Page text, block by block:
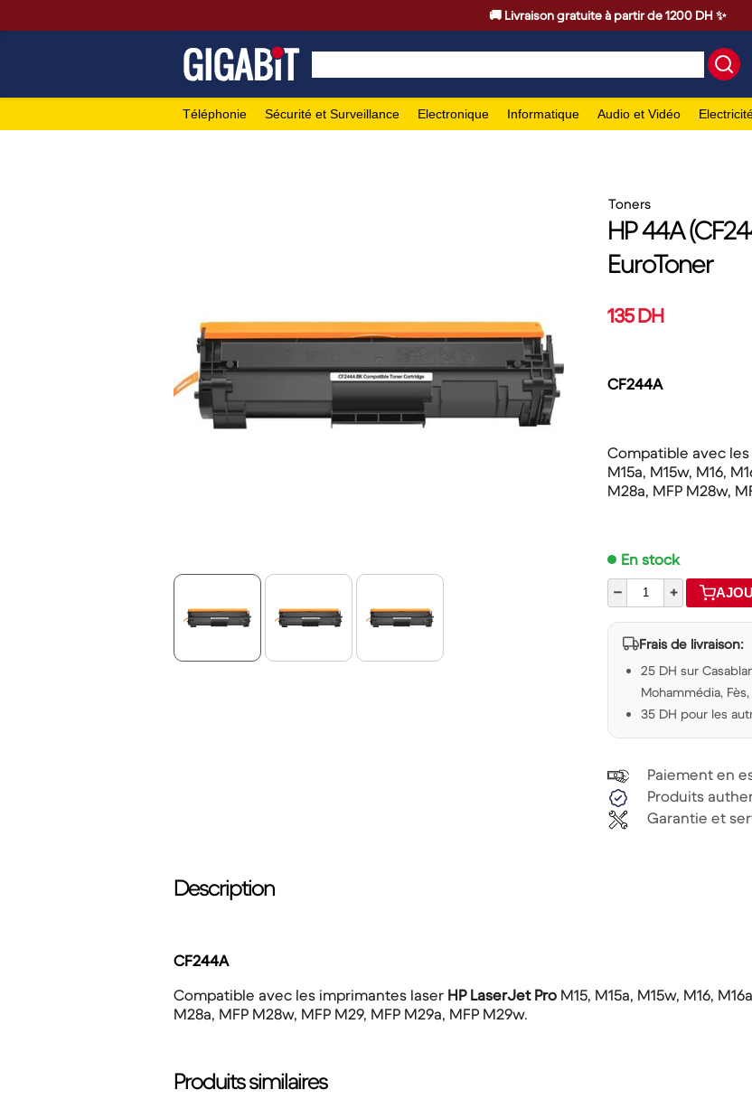
🚚 Livraison gratuite à partir de 1200 DH ✨
Téléphonie Sécurité et Surveillance Electronique Informatique Audio et Vidéo
Toners
HP 44A
EuroToner
135 DH
CF244A
Compatible avec
M15a, M15w, M16,
M28a, MFP M28w,
En stock
–
+
Frais de livraison:
25 DH sur
Mohammédia,
35 DH pour les
Paiement en
Produits
Garantie et
Description
CF244A
Compatible avec les imprimantes laser HP LaserJet Pro M15, M15a, M15w, M16,
M28a, MFP M28w, MFP M29, MFP M29a, MFP M29w.
Produits similaires